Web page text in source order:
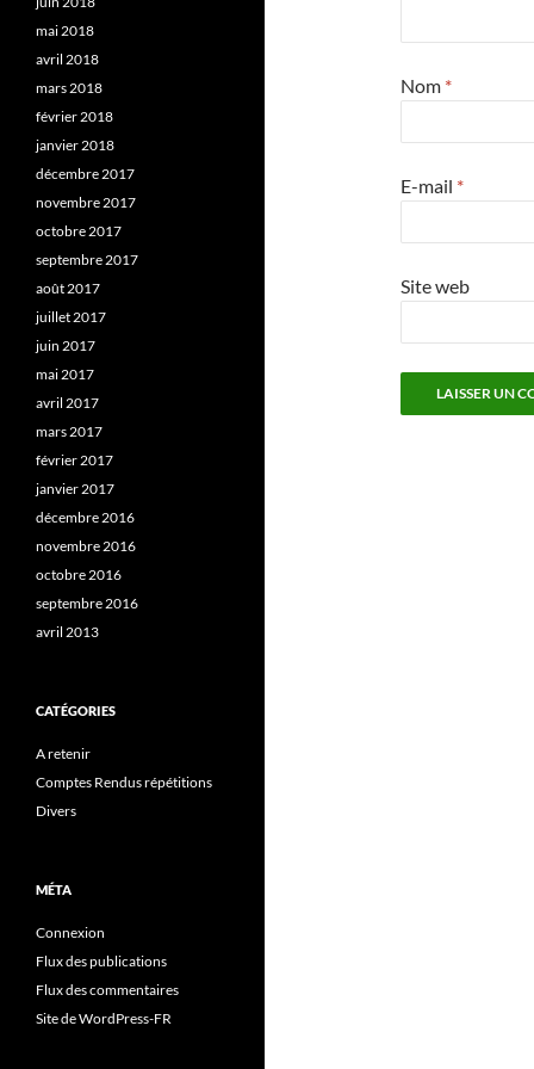
Nom *
E-mail *
Site web
mai 2018
avril 2018
mars 2018
février 2018
janvier 2018
décembre 2017
novembre 2017
octobre 2017
septembre 2017
août 2017
juillet 2017
juin 2017
mai 2017
avril 2017
mars 2017
février 2017
janvier 2017
décembre 2016
novembre 2016
octobre 2016
septembre 2016
avril 2013
CATÉGORIES
A retenir
Comptes Rendus répétitions
Divers
MÉTA
Connexion
Flux des publications
Flux des commentaires
Site de WordPress-FR